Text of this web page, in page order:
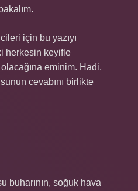
için bu yazıyı
herkesin keyifle
eminim. Hadi,
cevabını birlikte
buharının, soğuk hava